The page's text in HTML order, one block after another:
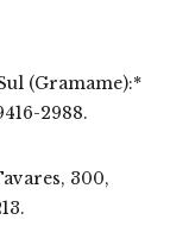
(Gramame):*
2988.
300,